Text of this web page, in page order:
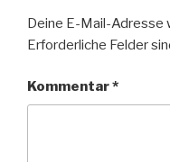
Deine E-Mail-Adresse
Erforderliche Felder
Kommentar*